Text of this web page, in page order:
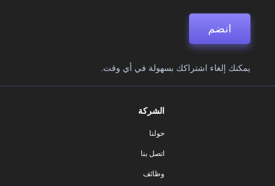
انضم
يمكنك إلغاء اشتراكك بسهولة في أي وقت.
الشركة
حولنا
اتصل بنا
وظائف